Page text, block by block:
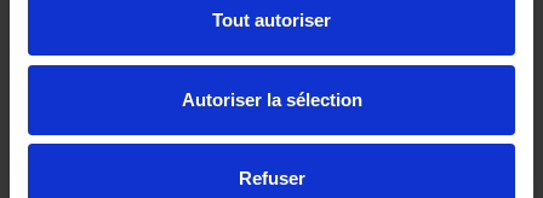
Tout autoriser
Autoriser la sélection
Refuser